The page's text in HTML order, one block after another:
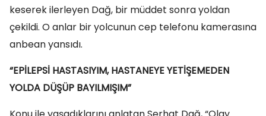
keserek ilerleyen Dağ, bir müddet sonra yoldan
çekildi. O anlar bir yolcunun cep telefonu kamerasına
anbean yansıdı.
“EPİLEPSİ HASTASIYIM, HASTANEYE YETİŞEMEDEN
YOLDA DÜŞÜP BAYILMIŞIM”